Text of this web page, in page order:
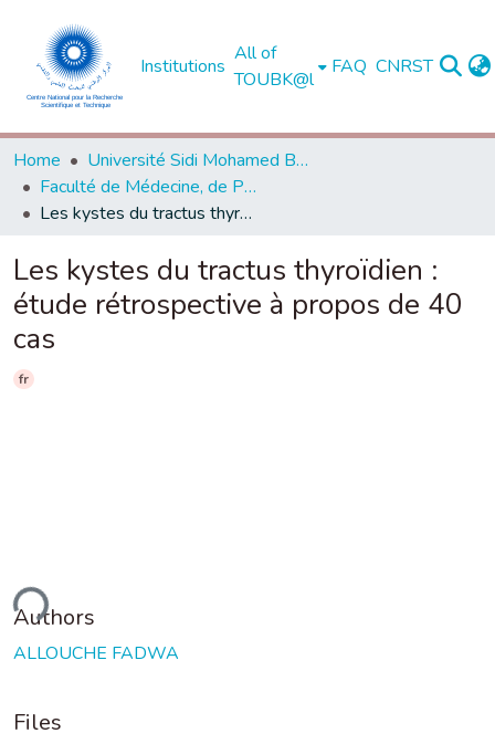
Institutions
All of
TOUBK@l
FAQ CNRST
Home
Université Sidi Mohamed Ben Abdellah de Fès
Faculté de Médecine, de Pharmacie et de Médecine Dentaire - Fès
Les kystes du tractus thyroïdien : étude rétrospective à propos de 40 cas
Les kystes du tractus thyroïdien :
étude rétrospective à propos de 40
cas
fr
Authors
ALLOUCHE FADWA
Files